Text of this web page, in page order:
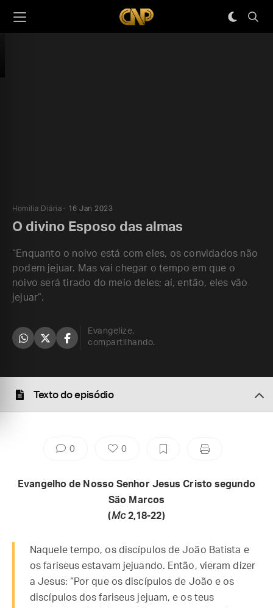
Homilia Diária 16 Jan 2023
O divino Esposo das almas
“Enquanto o noivo está com eles, os convidados não
podem jejuar. Mas vai chegar o tempo em que o
noivo será tirado do meio deles; aí, então, eles vão
jejuar”.
Evangelize,
compartilhando.
Texto do episódio
0 0
Evangelho de Nosso Senhor Jesus Cristo segundo
São Marcos
(Mc2,18-22)
Naquele tempo, os discípulos de João Batista e
os fariseus estavam jejuando. Então, vieram dizer
a Jesus: “Por que os discípulos de João e os
discípulos dos fariseus jejuam, e os teus